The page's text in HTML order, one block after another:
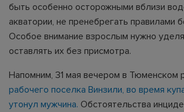
быть особенно осторожными вблизи
акватории, не пренебрегать правилами
Особое внимание взрослым нужно
оставлять их без присмотра.
Напомним, 31 мая вечером в Тюменском
рабочего поселка Винзили, во время
утонул мужчина. Обстоятельства